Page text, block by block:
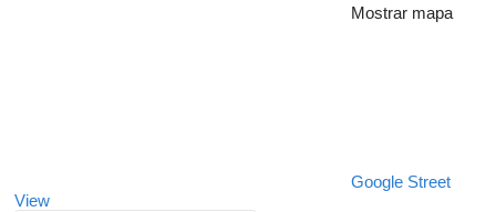
Mostrar mapa
Google Street
View